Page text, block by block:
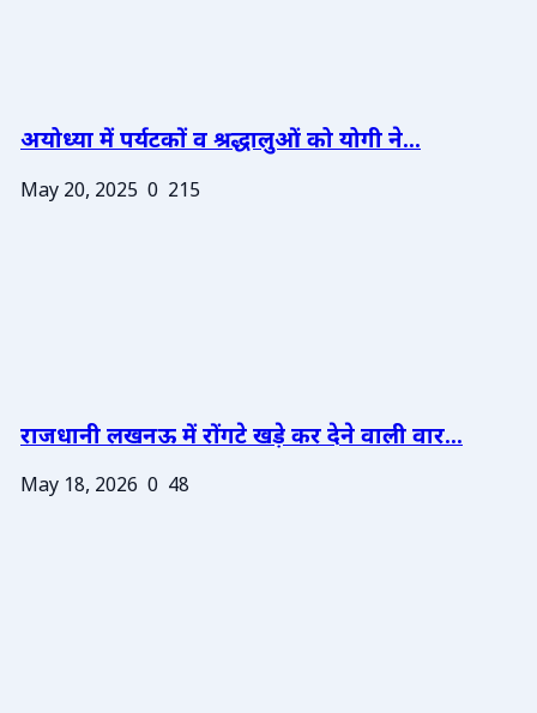
अयोध्या में पर्यटकों व श्रद्धालुओं को योगी ने...
May 20, 2025 0 215
राजधानी लखनऊ में रोंगटे खड़े कर देने वाली वार...
May 18, 2026 0 48